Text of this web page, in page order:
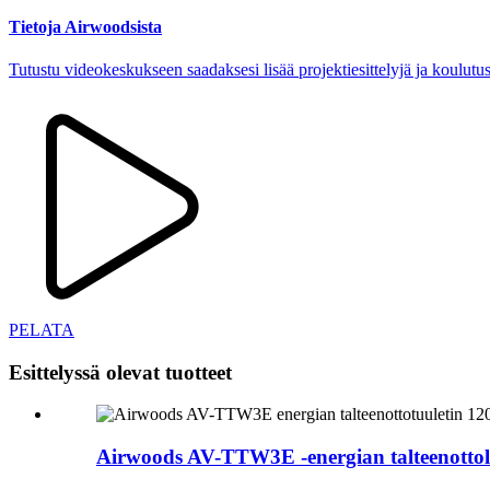
Tietoja Airwoodsista
Tutustu videokeskukseen saadaksesi lisää projektiesittelyjä ja
PELATA
Esittelyssä olevat tuotteet
Airwoods AV-TTW3E -energian